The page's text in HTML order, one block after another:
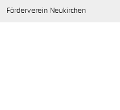
Förderverein Neukirchen